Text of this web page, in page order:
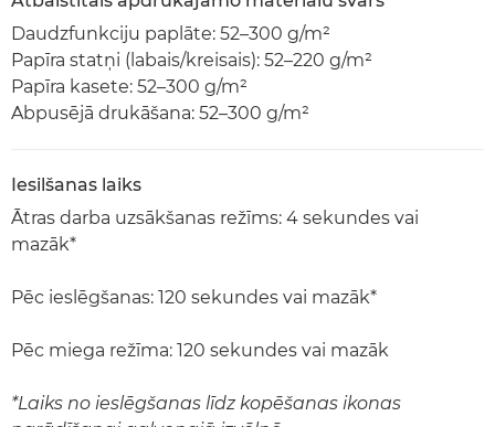
Daudzfunkciju paplāte: 52–300 g/m²
Papīra statņi (labais/kreisais): 52–220 g/m²
Papīra kasete: 52–300 g/m²
Abpusējā drukāšana: 52–300 g/m²
Iesilšanas laiks
Ātras darba uzsākšanas režīms: 4 sekundes vai
mazāk*
Pēc ieslēgšanas: 120 sekundes vai mazāk*
Pēc miega režīma: 120 sekundes vai mazāk
*Laiks no ieslēgšanas līdz kopēšanas ikonas